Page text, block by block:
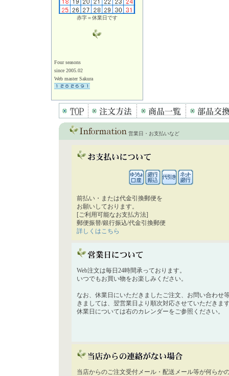
赤字＝休業日です
Four seasons
since 2005.02
Web master Sakura
営業日・お支払いなど
前払い・または代金引換郵便を
お願いしております。
[ご利用可能なお支払方法]
郵便振替/銀行振込/代金引換郵便
詳しくはこちら
Web注文は毎日24時間承っております。
いつでもお買い物をお楽しみください。
なお、休業日にいただきましたご注文、お問い合わせ
きましては、翌営業日より順次対応させていただきま
休業日については右のカレンダーをご参照ください。
当店からのご注文受付メール・配送メール等が何らか